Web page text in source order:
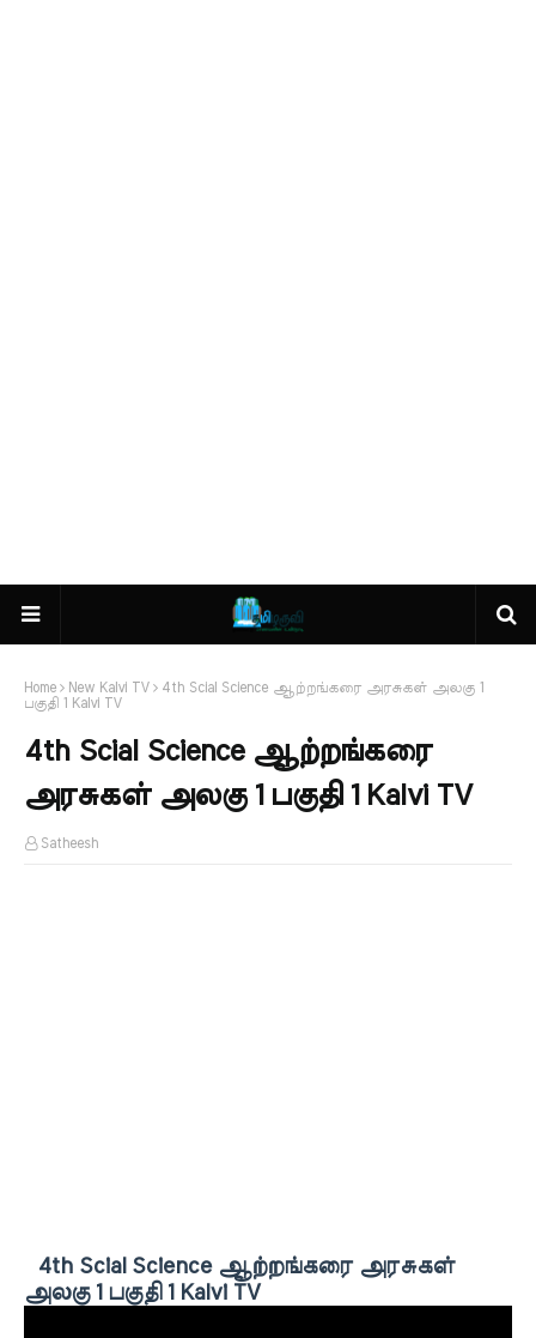
Home New Kalvi TV
4th Scial Science ஆற்றங்கரை அரசுகள் அலகு 1
பகுதி 1 Kalvi TV
4th Scial Science ஆற்றங்கரை
அரசுகள் அலகு 1 பகுதி 1 Kalvi TV
Satheesh
4th Scial Science ஆற்றங்கரை அரசுகள்
அலகு 1 பகுதி 1 Kalvi TV